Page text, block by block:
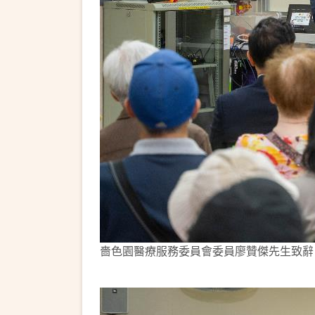
嗇色園醫療服務委員會委員廖贊傑先生致辭